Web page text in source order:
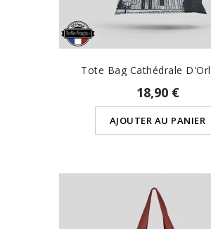
Tote Bag Cathédrale
18,90 €
AJOUTER AU PANIER